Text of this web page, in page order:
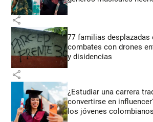
share
77 familias desplazadas
combates con drones
y disidencias
share
¿Estudiar una carrera
convertirse en
los jóvenes colombianos